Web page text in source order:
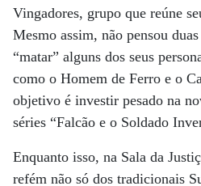
Vingadores, grupo que reúne
Mesmo assim, não pensou
“matar” alguns dos seus
como o Homem de Ferro e o
objetivo é investir pesado na
séries “Falcão e o Soldado
Enquanto isso, na Sala da
refém não só dos tradicionais